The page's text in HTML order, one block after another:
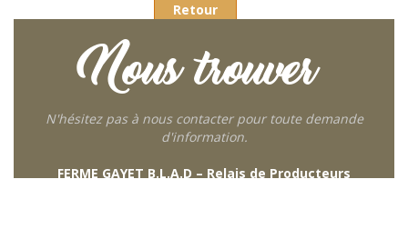
Retour
Nous trouver
N'hésitez pas à nous contacter pour toute demande
d'information.
FERME GAYET B.L.A.D – Relais de Producteurs